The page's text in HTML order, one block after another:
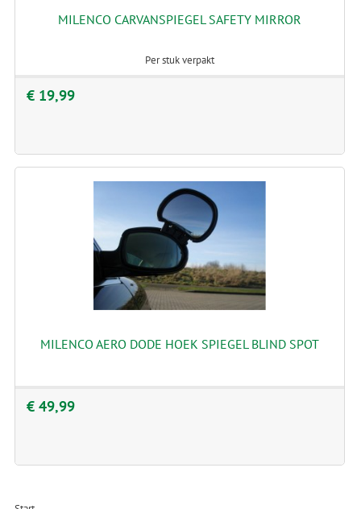
MILENCO CARVANSPIEGEL SAFETY MIRROR
Per stuk verpakt
€ 19,99
MILENCO AERO DODE HOEK SPIEGEL BLIND SPOT
€ 49,99